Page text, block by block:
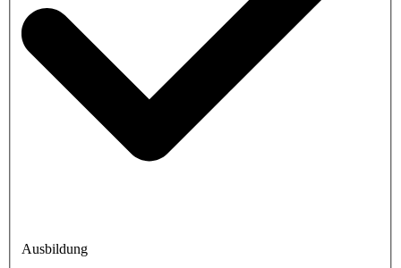
Ausbildung